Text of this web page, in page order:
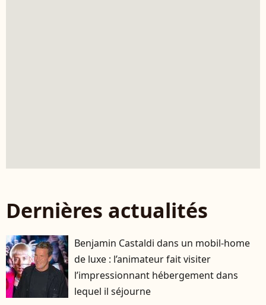
Dernières actualités
Benjamin Castaldi dans un mobil-home
de luxe : l’animateur fait visiter
l’impressionnant hébergement dans
lequel il séjourne